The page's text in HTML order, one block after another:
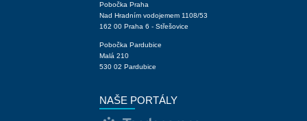
Pobočka Praha
Nad Hradním vodojemem 1108/53
162 00 Praha 6 - Střešovice
Pobočka Pardubice
Malá 210
530 02 Pardubice
NAŠE PORTÁLY